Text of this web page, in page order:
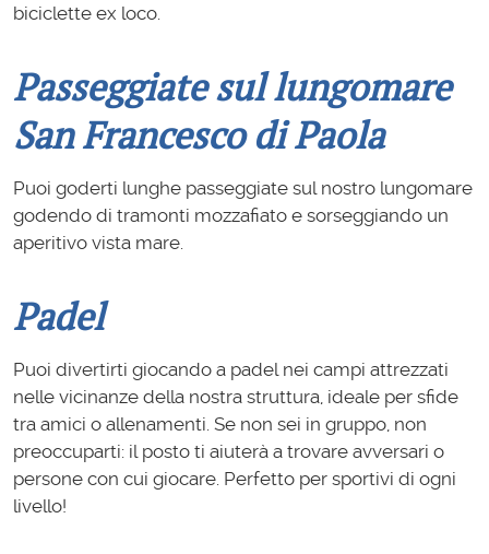
biciclette ex loco.
Passeggiate sul lungomare
San Francesco di Paola
Puoi goderti lunghe passeggiate sul nostro lungomare
godendo di tramonti mozzafiato e sorseggiando un
aperitivo vista mare.
Padel
Puoi divertirti giocando a padel nei campi attrezzati
nelle vicinanze della nostra struttura, ideale per sfide
tra amici o allenamenti. Se non sei in gruppo, non
preoccuparti: il posto ti aiuterà a trovare avversari o
persone con cui giocare. Perfetto per sportivi di ogni
livello!